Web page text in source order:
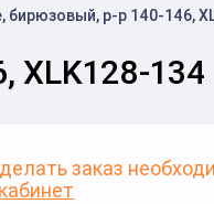
р-р 140-146,
XLK128-134
заказ